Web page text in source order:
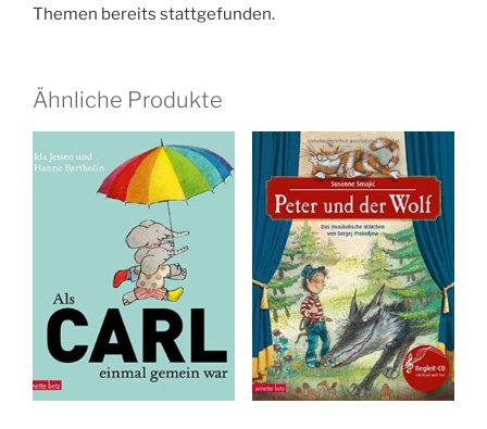
Themen bereits stattgefunden.
Ähnliche Produkte